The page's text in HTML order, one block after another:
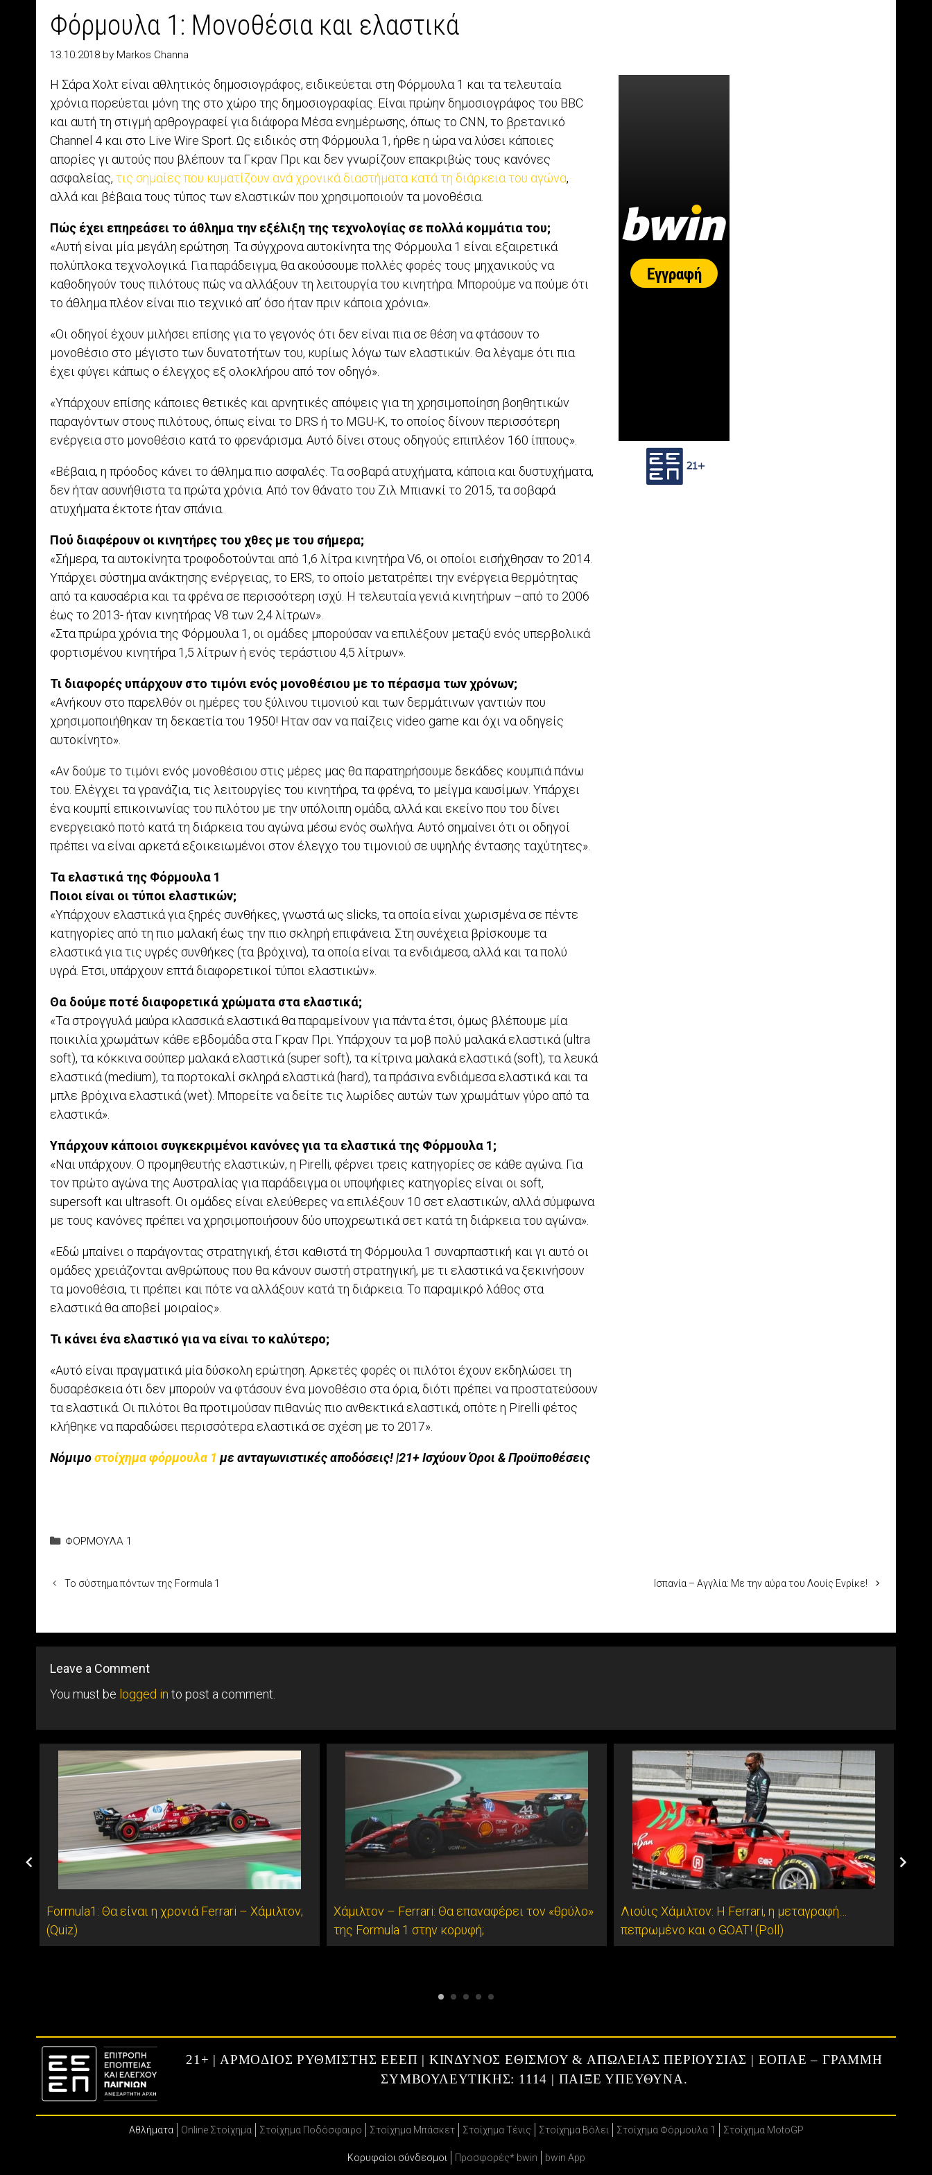
Φόρμουλα 1: Μονοθέσια και ελαστικά
13.10.2018 by Markos Channa
Η Σάρα Χολτ είναι αθλητικός δημοσιογράφος, ειδικεύεται στη Φόρμουλα 1 και τα τελευταία
χρόνια πορεύεται μόνη της στο χώρο της δημοσιογραφίας. Είναι πρώην δημοσιογράφος του BBC
και αυτή τη στιγμή αρθρογραφεί για διάφορα Μέσα ενημέρωσης, όπως το CNN, το βρετανικό
Channel 4 και στο Live Wire Sport. Ως ειδικός στη Φόρμουλα 1, ήρθε η ώρα να λύσει κάποιες
απορίες γι αυτούς που βλέπουν τα Γκραν Πρι και δεν γνωρίζουν επακριβώς τους κανόνες
ασφαλείας, τις σημαίες που κυματίζουν ανά χρονικά διαστήματα κατά τη διάρκεια του αγώνα,
αλλά και βέβαια τους τύπος των ελαστικών που χρησιμοποιούν τα μονοθέσια.
Πώς έχει επηρεάσει το άθλημα την εξέλιξη της τεχνολογίας σε πολλά κομμάτια του;
«Αυτή είναι μία μεγάλη ερώτηση. Τα σύγχρονα αυτοκίνητα της Φόρμουλα 1 είναι εξαιρετικά
πολύπλοκα τεχνολογικά. Για παράδειγμα, θα ακούσουμε πολλές φορές τους μηχανικούς να
καθοδηγούν τους πιλότους πώς να αλλάξουν τη λειτουργία του κινητήρα. Μπορούμε να πούμε ότι
το άθλημα πλέον είναι πιο τεχνικό απ’ όσο ήταν πριν κάποια χρόνια».
«Οι οδηγοί έχουν μιλήσει επίσης για το γεγονός ότι δεν είναι πια σε θέση να φτάσουν το
μονοθέσιο στο μέγιστο των δυνατοτήτων του, κυρίως λόγω των ελαστικών. Θα λέγαμε ότι πια
έχει φύγει κάπως ο έλεγχος εξ ολοκλήρου από τον οδηγό».
«Υπάρχουν επίσης κάποιες θετικές και αρνητικές απόψεις για τη χρησιμοποίηση βοηθητικών
παραγόντων στους πιλότους, όπως είναι το DRS ή το MGU-K, το οποίος δίνουν περισσότερη
ενέργεια στο μονοθέσιο κατά το φρενάρισμα. Αυτό δίνει στους οδηγούς επιπλέον 160 ίππους».
«Βέβαια, η πρόοδος κάνει το άθλημα πιο ασφαλές. Τα σοβαρά ατυχήματα, κάποια και δυστυχήματα,
δεν ήταν ασυνήθιστα τα πρώτα χρόνια. Από τον θάνατο του Ζιλ Μπιανκί το 2015, τα σοβαρά
ατυχήματα έκτοτε ήταν σπάνια.
Πού διαφέρουν οι κινητήρες του χθες με του σήμερα;
«Σήμερα, τα αυτοκίνητα τροφοδοτούνται από 1,6 λίτρα κινητήρα V6, οι οποίοι εισήχθησαν το 2014.
Υπάρχει σύστημα ανάκτησης ενέργειας, το ERS, το οποίο μετατρέπει την ενέργεια θερμότητας
από τα καυσαέρια και τα φρένα σε περισσότερη ισχύ. Η τελευταία γενιά κινητήρων –από το 2006
έως το 2013- ήταν κινητήρας V8 των 2,4 λίτρων».
«Στα πρώρα χρόνια της Φόρμουλα 1, οι ομάδες μπορούσαν να επιλέξουν μεταξύ ενός υπερβολικά
φορτισμένου κινητήρα 1,5 λίτρων ή ενός τεράστιου 4,5 λίτρων».
Τι διαφορές υπάρχουν στο τιμόνι ενός μονοθέσιου με το πέρασμα των χρόνων;
«Ανήκουν στο παρελθόν οι ημέρες του ξύλινου τιμονιού και των δερμάτινων γαντιών που
χρησιμοποιήθηκαν τη δεκαετία του 1950! Ηταν σαν να παίζεις video game και όχι να οδηγείς
αυτοκίνητο».
«Αν δούμε το τιμόνι ενός μονοθέσιου στις μέρες μας θα παρατηρήσουμε δεκάδες κουμπιά πάνω
του. Ελέγχει τα γρανάζια, τις λειτουργίες του κινητήρα, τα φρένα, το μείγμα καυσίμων. Υπάρχει
ένα κουμπί επικοινωνίας του πιλότου με την υπόλοιπη ομάδα, αλλά και εκείνο που του δίνει
ενεργειακό ποτό κατά τη διάρκεια του αγώνα μέσω ενός σωλήνα. Αυτό σημαίνει ότι οι οδηγοί
πρέπει να είναι αρκετά εξοικειωμένοι στον έλεγχο του τιμονιού σε υψηλής έντασης ταχύτητες».
Τα ελαστικά της Φόρμουλα 1
Ποιοι είναι οι τύποι ελαστικών;
«Υπάρχουν ελαστικά για ξηρές συνθήκες, γνωστά ως slicks, τα οποία είναι χωρισμένα σε πέντε
κατηγορίες από τη πιο μαλακή έως την πιο σκληρή επιφάνεια. Στη συνέχεια βρίσκουμε τα
ελαστικά για τις υγρές συνθήκες (τα βρόχινα), τα οποία είναι τα ενδιάμεσα, αλλά και τα πολύ
υγρά. Ετσι, υπάρχουν επτά διαφορετικοί τύποι ελαστικών».
Θα δούμε ποτέ διαφορετικά χρώματα στα ελαστικά;
«Τα στρογγυλά μαύρα κλασσικά ελαστικά θα παραμείνουν για πάντα έτσι, όμως βλέπουμε μία
ποικιλία χρωμάτων κάθε εβδομάδα στα Γκραν Πρι. Υπάρχουν τα μοβ πολύ μαλακά ελαστικά (ultra
soft), τα κόκκινα σούπερ μαλακά ελαστικά (super soft), τα κίτρινα μαλακά ελαστικά (soft), τα λευκά
ελαστικά (medium), τα πορτοκαλί σκληρά ελαστικά (hard), τα πράσινα ενδιάμεσα ελαστικά και τα
μπλε βρόχινα ελαστικά (wet). Μπορείτε να δείτε τις λωρίδες αυτών των χρωμάτων γύρο από τα
ελαστικά».
Υπάρχουν κάποιοι συγκεκριμένοι κανόνες για τα ελαστικά της Φόρμουλα 1;
«Ναι υπάρχουν. Ο προμηθευτής ελαστικών, η Pirelli, φέρνει τρεις κατηγορίες σε κάθε αγώνα. Για
τον πρώτο αγώνα της Αυστραλίας για παράδειγμα οι υποψήφιες κατηγορίες είναι οι soft,
supersoft και ultrasoft. Οι ομάδες είναι ελεύθερες να επιλέξουν 10 σετ ελαστικών, αλλά σύμφωνα
με τους κανόνες πρέπει να χρησιμοποιήσουν δύο υποχρεωτικά σετ κατά τη διάρκεια του αγώνα».
«Εδώ μπαίνει ο παράγοντας στρατηγική, έτσι καθιστά τη Φόρμουλα 1 συναρπαστική και γι αυτό οι
ομάδες χρειάζονται ανθρώπους που θα κάνουν σωστή στρατηγική, με τι ελαστικά να ξεκινήσουν
τα μονοθέσια, τι πρέπει και πότε να αλλάξουν κατά τη διάρκεια. Το παραμικρό λάθος στα
ελαστικά θα αποβεί μοιραίος».
Τι κάνει ένα ελαστικό για να είναι το καλύτερο;
«Αυτό είναι πραγματικά μία δύσκολη ερώτηση. Αρκετές φορές οι πιλότοι έχουν εκδηλώσει τη
δυσαρέσκεια ότι δεν μπορούν να φτάσουν ένα μονοθέσιο στα όρια, διότι πρέπει να προστατεύσουν
τα ελαστικά. Οι πιλότοι θα προτιμούσαν πιθανώς πιο ανθεκτικά ελαστικά, οπότε η Pirelli φέτος
κλήθηκε να παραδώσει περισσότερα ελαστικά σε σχέση με το 2017».
Νόμιμοστοίχημα φόρμουλα 1 με ανταγωνιστικές αποδόσεις! |21+ Ισχύουν Όροι & Προϋποθέσεις
Categories
ΦΟΡΜΟΥΛΑ 1
Το σύστημα πόντων της Formula 1 Ισπανία – Αγγλία: Με την αύρα του Λουίς Ενρίκε!
Leave a Comment
You must be logged in to post a comment.
Formula1: Θα είναι η χρονιά Ferrari – Χάμιλτον;
(Quiz)
Χάμιλτον – Ferrari: Θα επαναφέρει τον «θρύλο»
της Formula 1 στην κορυφή;
Λιούις Χάμιλτον: Η Ferrari, η μεταγραφή…
πεπρωμένο και ο GOAT! (Poll)
21+ | ΑΡΜΟΔΙΟΣ ΡΥΘΜΙΣΤΗΣ ΕΕΕΠ | ΚΙΝΔΥΝΟΣ ΕΘΙΣΜΟΥ & ΑΠΩΛΕΙΑΣ ΠΕΡΙΟΥΣΙΑΣ | ΕΟΠΑΕ – ΓΡΑΜΜΗ
ΣΥΜΒΟΥΛΕΥΤΙΚΗΣ: 1114 | ΠΑΙΞΕ ΥΠΕΥΘΥΝΑ.
Αθλήματα Online Στοίχημα Στοίχημα Ποδόσφαιρο Στοίχημα Μπάσκετ Στοίχημα Τένις Στοίχημα Βόλει Στοίχημα Φόρμουλα 1 Στοίχημα MotoGP
Κορυφαίοι σύνδεσμοι Προσφορές* bwin bwin App